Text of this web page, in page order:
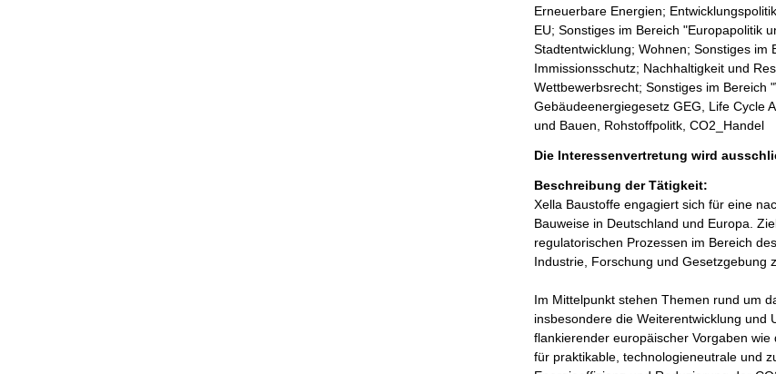
Erneuerbare Energien;
EU; Sonstiges im Bereich "Europapolitik
Stadtentwicklung; Wohnen; Sonstiges
Immissionsschutz; Nachhaltigkeit und
Wettbewerbsrecht; Sonstiges im Bereich
Gebäudeenergiegesetz GEG, Life Cycle
und Bauen, Rohstoffpolitk, CO2_Handel
Die Interessenvertretung wird
Beschreibung der Tätigkeit:
Xella Baustoffe engagiert sich für eine
Bauweise in Deutschland und Europa.
regulatorischen Prozessen im Bereich
Industrie, Forschung und Gesetzgebung
Im Mittelpunkt stehen Themen rund um
insbesondere die Weiterentwicklung und
flankierender europäischer Vorgaben
für praktikable, technologieneutrale und